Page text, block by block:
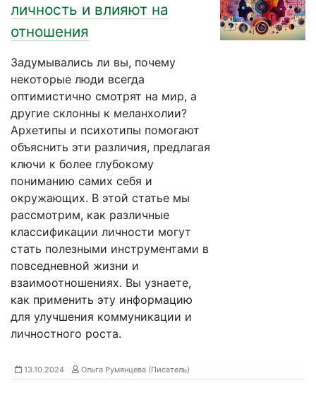
личность и влияют на
отношения
Задумывались ли вы, почему
некоторые люди всегда
оптимистично смотрят на мир, а
другие склонны к меланхолии?
Архетипы и психотипы помогают
объяснить эти различия, предлагая
ключи к более глубокому
пониманию самих себя и
окружающих. В этой статье мы
рассмотрим, как различные
классификации личности могут
стать полезными инструментами в
повседневной жизни и
взаимоотношениях. Вы узнаете,
как применить эту информацию
для улучшения коммуникации и
личностного роста.
13.10.2024 Ольга Румянцева (Писатель)